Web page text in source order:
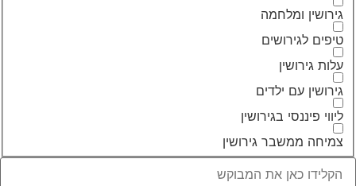
גירושין ומלחמה
טיפים לגירושים
עלות גירושין
גירושין עם ילדים
ליווי פיננסי בגירושין
צמיחה ממשבר גירושין